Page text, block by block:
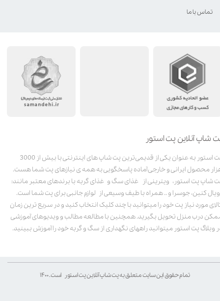
شاپ آنلاین پت استور
پت استور به عنوان یکی از قدیمی‌ترین پت شاپ های اینترنتی با بیش از 3000
محصول ایرانی و خارجی آماده پاسخگویی به همه ی نیازهای پت شما هست.
شاپ پت استور، ویترینی از غذای سگ و غذای گربه با برندهای معتبر مانند:
کنین، جوسرا و .. همراه با طیف وسیعی از لوازم جانبی برای پت شما است.
مورد نیاز پت خود را میتوانید با چند کلیک انتخاب کنید و در سریع ترین زمان
درب منزل تحویل بگیرید. همچنین با مطالعه مطالب و ویدیوهای آموزشی
وبلاگ پت استور میتوانید راههای نگهداری از سگ و گربه خود را آموزش ببینید.
تمام حقوق این سایت متعلق به پت شاپ آنلاین پت استور است. ۱۴۰۰
تماس با ما